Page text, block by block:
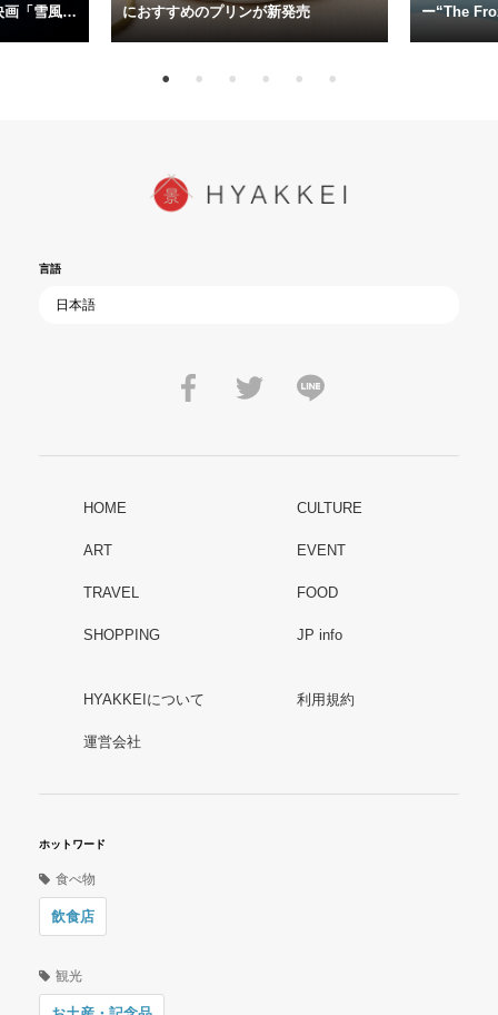
今だからこそ、尊い平和の価値を未来に繋ぐ作品『雪風 YUKIKAZE』
を多くの方にご覧いただきたい。
画「雪風
におすすめのプリンが新発売
ー“The
言語
HOME CULTURE
ART EVENT
TRAVEL FOOD
SHOPPING JP info
HYAKKEIについて 利用規約
運営会社
ホットワード
食べ物
飲食店
観光